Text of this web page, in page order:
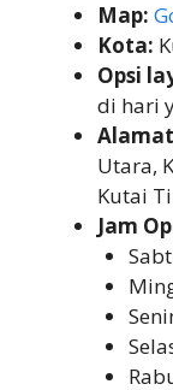
Map:
Kota:
Opsi
di hari
Utara,
Kutai
Jam